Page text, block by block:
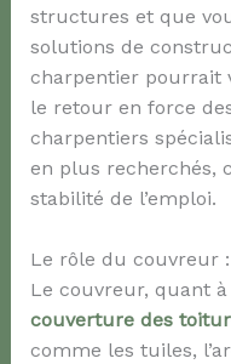
structures et que
solutions de
charpentier pourrait
le retour en force
charpentiers
en plus recherchés,
stabilité de l’emploi.
Le rôle du couvreur
Le couvreur, quant
couverture des
comme les tuiles,